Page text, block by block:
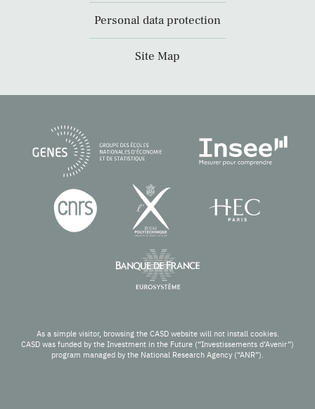
Personal data protection
Site Map
As a simple visitor, browsing the CASD website will not install cookies.
CASD was funded by the Investment in the Future (“Investissements d’Avenir”)
program managed by the National Research Agency (“ANR”).